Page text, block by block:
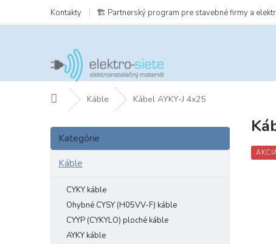
obsah
Kontakty 🏗️ Partnerský program pre stavebné firmy a
DomovKáble Kábel AYKY-J 4x25
B
č
Preskočiť
kategórie
Kategórie
Káble
CYKY káble
Ohybné CYSY (H05VV-F) káble
CYYP (CYKYLO) ploché káble
AYKY káble